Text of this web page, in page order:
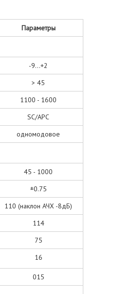
Параметры
-9...+2
> 45
1100 - 1600
SC/APC
одномодовое
45 - 1000
±0.75
110 (наклон АЧХ -8дБ)
114
75
16
015